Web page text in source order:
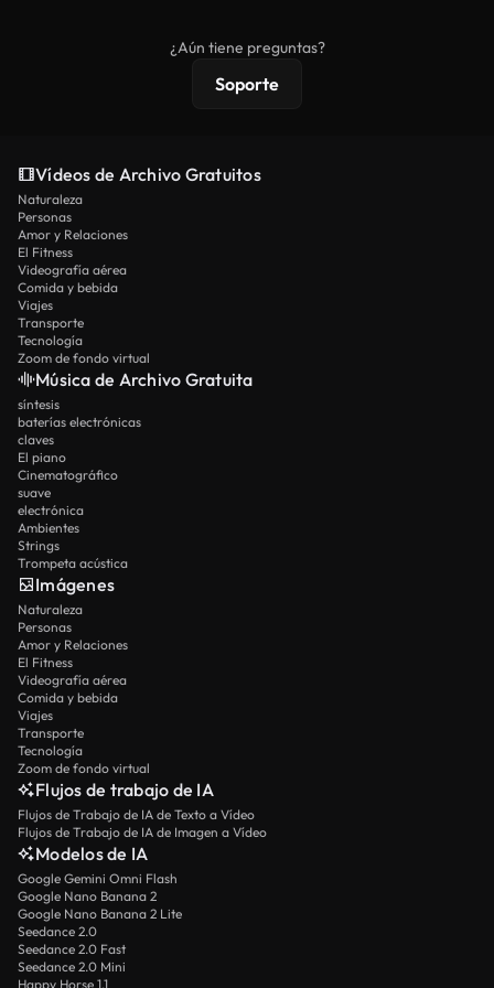
protecciones de licencia extendidas.
¿Aún tiene preguntas?
Soporte
Vídeos de Archivo Gratuitos
Naturaleza
Personas
Amor y Relaciones
El Fitness
Videografía aérea
Comida y bebida
Viajes
Transporte
Tecnología
Zoom de fondo virtual
Música de Archivo Gratuita
síntesis
baterías electrónicas
claves
El piano
Cinematográfico
suave
electrónica
Ambientes
Strings
Trompeta acústica
Imágenes
Naturaleza
Personas
Amor y Relaciones
El Fitness
Videografía aérea
Comida y bebida
Viajes
Transporte
Tecnología
Zoom de fondo virtual
Flujos de trabajo de IA
Flujos de Trabajo de IA de Texto a Vídeo
Flujos de Trabajo de IA de Imagen a Vídeo
Modelos de IA
Google Gemini Omni Flash
Google Nano Banana 2
Google Nano Banana 2 Lite
Seedance 2.0
Seedance 2.0 Fast
Seedance 2.0 Mini
Happy Horse 1.1